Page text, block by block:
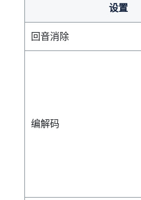
设置
回音消除
编解码